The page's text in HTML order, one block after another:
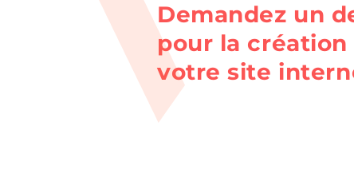
Demandez un
pour la création
votre site